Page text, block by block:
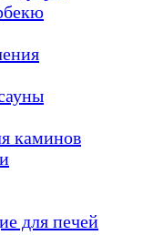
каминов
для печей